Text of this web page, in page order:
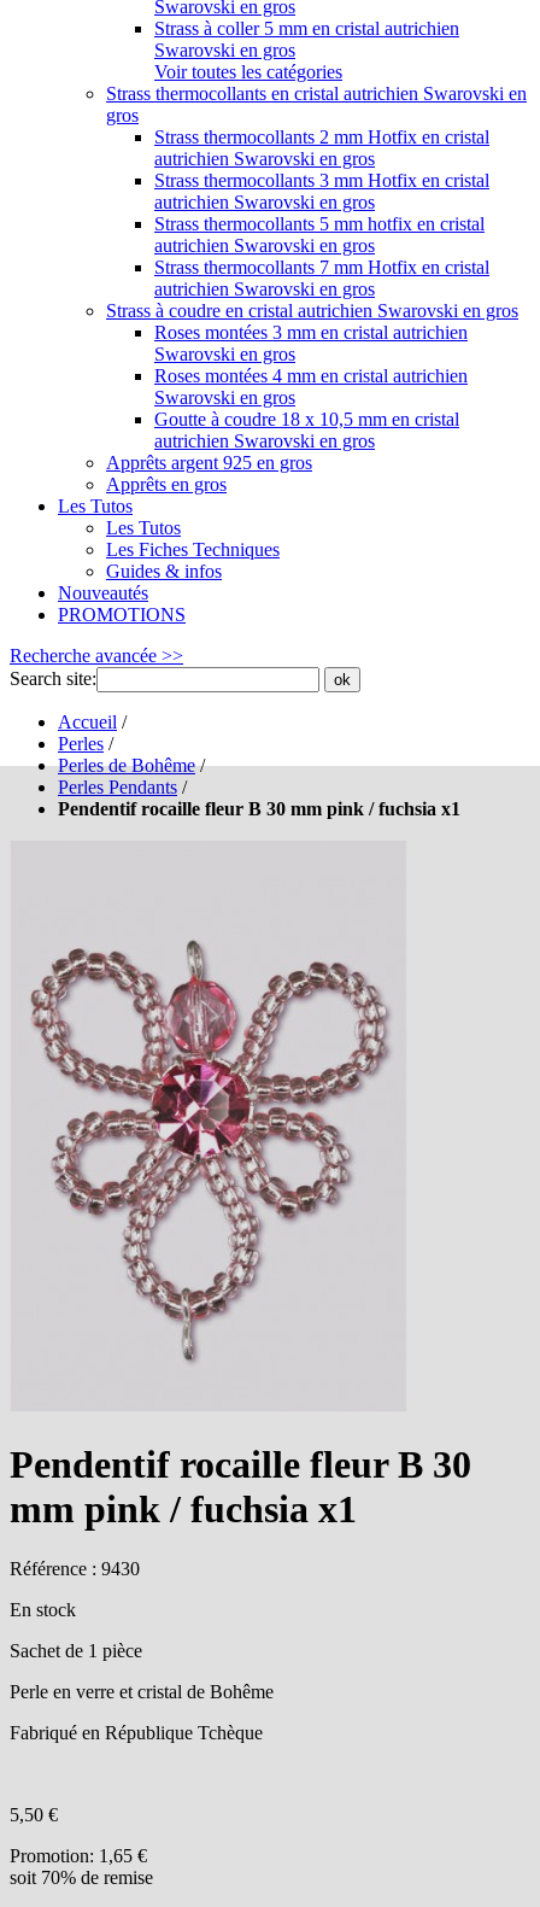
Swarovski en gros
Strass à coller 5 mm en cristal autrichien
Swarovski en gros
Voir toutes les catégories
Strass thermocollants en cristal autrichien Swarovski en
gros
Strass thermocollants 2 mm Hotfix en cristal
autrichien Swarovski en gros
Strass thermocollants 3 mm Hotfix en cristal
autrichien Swarovski en gros
Strass thermocollants 5 mm hotfix en cristal
autrichien Swarovski en gros
Strass thermocollants 7 mm Hotfix en cristal
autrichien Swarovski en gros
Strass à coudre en cristal autrichien Swarovski en gros
Roses montées 3 mm en cristal autrichien
Swarovski en gros
Roses montées 4 mm en cristal autrichien
Swarovski en gros
Goutte à coudre 18 x 10,5 mm en cristal
autrichien Swarovski en gros
Apprêts argent 925 en gros
Apprêts en gros
Les Tutos
Les Tutos
Les Fiches Techniques
Guides & infos
Nouveautés
PROMOTIONS
Recherche avancée >>
Search site:
ok
Accueil /
Perles /
Perles de Bohême /
Perles Pendants /
Pendentif rocaille fleur B 30 mm pink / fuchsia x1
Pendentif rocaille fleur B 30
mm pink / fuchsia x1
Référence : 9430
En stock
Sachet de 1 pièce
Perle en verre et cristal de Bohême
Fabriqué en République Tchèque
5,50 €
Promotion: 1,65 €
soit 70% de remise